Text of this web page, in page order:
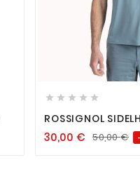
 
    
ROSSIGNOL
30,00€ 50,00€